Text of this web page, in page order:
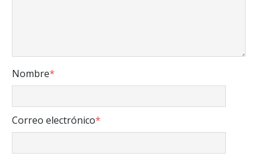
Nombre*
Correo electrónico*